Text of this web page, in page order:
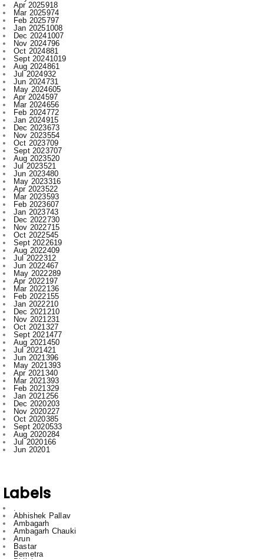
Nov 2024796
Oct 2024881
Sept 20241019
Aug 2024861
Jul 2024932
Jun 2024731
May 2024605
Apr 2024597
Mar 2024656
Feb 2024772
Jan 2024915
Dec 2023673
Nov 2023554
Oct 2023709
Sept 2023707
Aug 2023520
Jul 2023521
Jun 2023480
May 2023316
Apr 2023522
Mar 2023593
Feb 2023607
Jan 2023743
Dec 2022730
Nov 2022715
Oct 2022545
Sept 2022619
Aug 2022409
Jul 2022312
Jun 2022467
May 2022289
Apr 2022197
Mar 2022136
Feb 2022155
Jan 2022210
Dec 2021210
Nov 2021231
Oct 2021327
Sept 2021477
Aug 2021450
Jul 2021421
Jun 2021396
May 2021393
Apr 2021340
Mar 2021393
Feb 2021329
Jan 2021256
Dec 2020203
Nov 2020227
Oct 2020385
Sept 2020533
Aug 2020284
Jul 2020166
Jun 20201
Ambagarh
Ambagarh Chauki
Bastar
Bemetra
Bhilai
Bhilai nagar
Bihar
Bilaspur